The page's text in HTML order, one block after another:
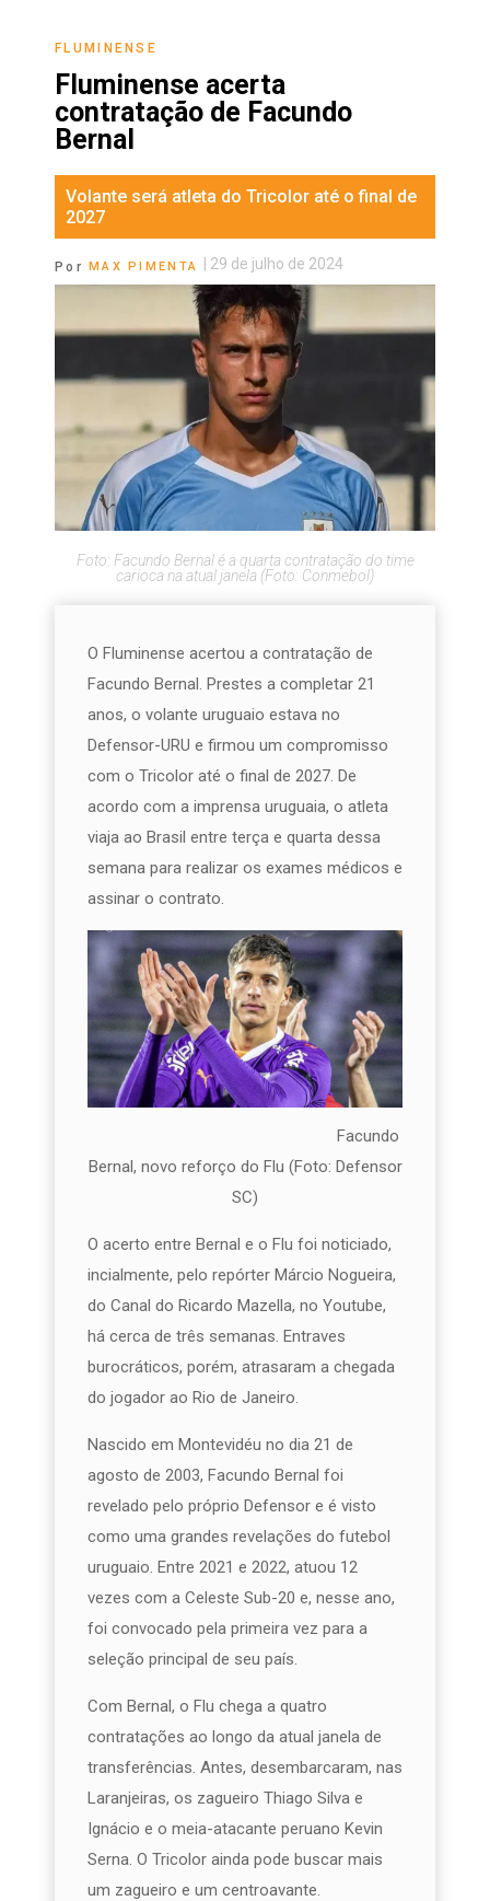
FLUMINENSE
Fluminense acerta
contratação de Facundo
Bernal
Volante será atleta do Tricolor até o final de
2027
Por MAX PIMENTA 29 de julho de 2024
Foto: Facundo Bernal é a quarta contratação do time
carioca na atual janela (Foto: Conmebol)
O Fluminense acertou a contratação de
Facundo Bernal. Prestes a completar 21
anos, o volante uruguaio estava no
Defensor-URU e firmou um compromisso
com o Tricolor até o final de 2027. De
acordo com a imprensa uruguaia, o atleta
viaja ao Brasil entre terça e quarta dessa
semana para realizar os exames médicos e
assinar o contrato.
Facundo
Bernal, novo reforço do Flu (Foto: Defensor
SC)
O acerto entre Bernal e o Flu foi noticiado,
incialmente, pelo repórter Márcio Nogueira,
do Canal do Ricardo Mazella, no Youtube,
há cerca de três semanas. Entraves
burocráticos, porém, atrasaram a chegada
do jogador ao Rio de Janeiro.
Nascido em Montevidéu no dia 21 de
agosto de 2003, Facundo Bernal foi
revelado pelo próprio Defensor e é visto
como uma grandes revelações do futebol
uruguaio. Entre 2021 e 2022, atuou 12
vezes com a Celeste Sub-20 e, nesse ano,
foi convocado pela primeira vez para a
seleção principal de seu país.
Com Bernal, o Flu chega a quatro
contratações ao longo da atual janela de
transferências. Antes, desembarcaram, nas
Laranjeiras, os zagueiro Thiago Silva e
Ignácio e o meia-atacante peruano Kevin
Serna. O Tricolor ainda pode buscar mais
um zagueiro e um centroavante.